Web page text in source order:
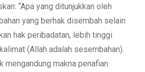
“Apa yang ditunjukkan oleh
yang berhak disembah selain
hak peribadatan, lebih tinggi
(Allah adalah sesembahan).
mengandung makna penafian